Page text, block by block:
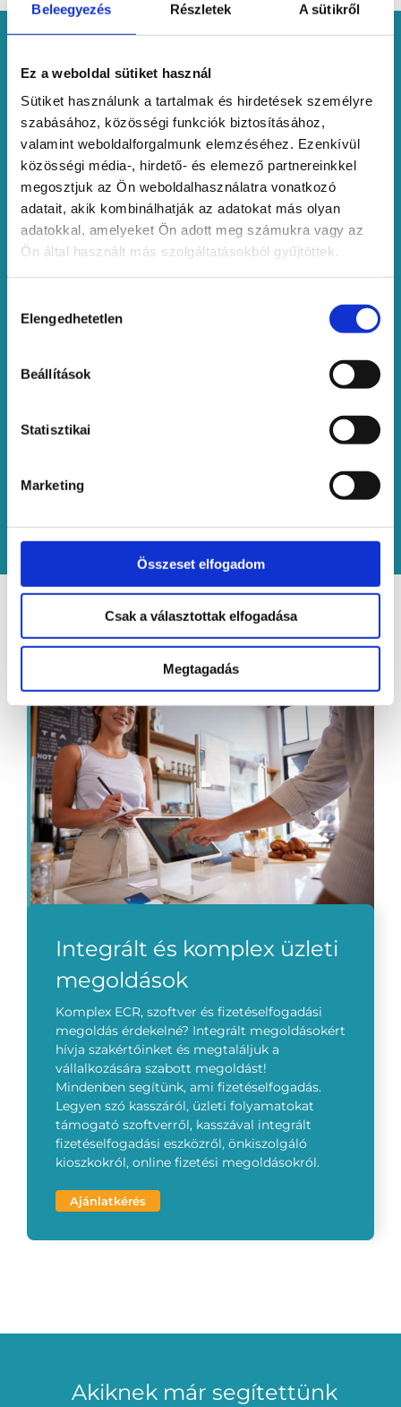
Beleegyezés Részletek A sütikről
Ez a weboldal sütiket használ
Sütiket használunk a tartalmak és hirdetések személyre
szabásához, közösségi funkciók biztosításához,
valamint weboldalforgalmunk elemzéséhez. Ezenkívül
közösségi média-, hirdető- és elemező partnereinkkel
megosztjuk az Ön weboldalhasználatra vonatkozó
adatait, akik kombinálhatják az adatokat más olyan
adatokkal, amelyeket Ön adott meg számukra vagy az
Ön által használt más szolgáltatásokból gyűjtöttek.
kiválasztása
Elengedhetetlen
Beállítások
Statisztikai
Marketing
Összeset elfogadom
Csak a választottak elfogadása
Megtagadás
Online kártyás fizetés
bankkártyás fizetési és e-com megoldást kínálunk,
országspecifikus fizetési megoldást is támogat.
kapcsolódás akár 5 perc alatt
webshop rendszerekkel és szolgáltatókkal
E-commerce megoldások
Ajánlatkérés
Integrált és komplex üzleti
megoldások
Komplex ECR, szoftver és fizetéselfogadási
megoldás érdekelné? Integrált megoldásokért
hívja szakértőinket és megtaláljuk a
vállalkozására szabott megoldást!
Mindenben segítünk, ami fizetéselfogadás.
Legyen szó kasszáról, üzleti folyamatokat
támogató szoftverről, kasszával integrált
fizetéselfogadási eszközről, önkiszolgáló
kioszkokról, online fizetési megoldásokról.
Ajánlatkérés
Akiknek már segítettünk